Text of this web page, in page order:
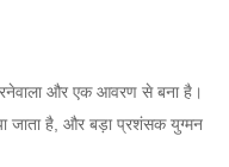
और एक आवरण से बना है।
जाता है, और बड़ा प्रशंसक युग्मन